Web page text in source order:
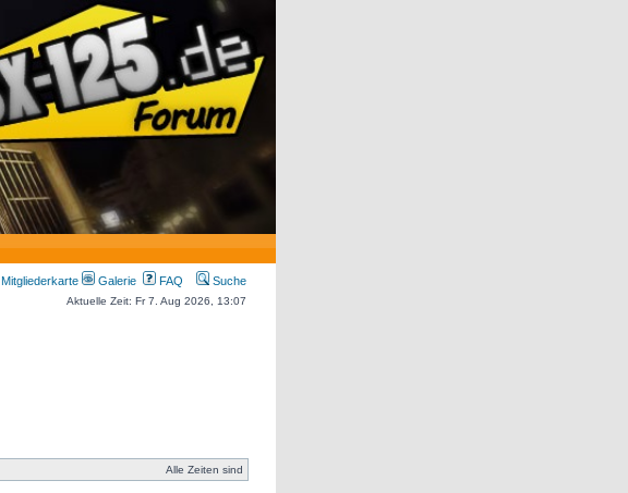
Mitgliederkarte Galerie FAQ Suche
Aktuelle Zeit: Fr 7. Aug 2026, 13:07
Alle Zeiten sind